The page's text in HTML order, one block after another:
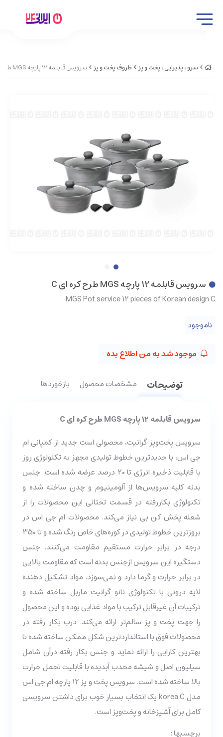
سرو ، پذیرایی ، پخت و پز ظروف پخت و پز سرویس قابلمه 12 پارچه MGS طرح کره ای C
سرویس قابلمه 12 پارچه MGS طرح کره ای C
MGS Pot service 12 pieces of Korean design C
ناموجود
موجود شد به من اطلاع بده
توضیحات مشخصات محصول بازخوردها
سرویس قابلمه 12 پارچه MGS طرح کره ای C
:
سرویس پخت‌وپز گرانیت، محصولی است جدید از کمپانی ام
جی اس، با جدیدترین خطوط تولیدی مجهز به تکنولوژی روز
با قابلیت ذخیره انرژی تا ۲۰ درصد عرضه شده است. جنس
بدنه کلیه سرویس‌ها از آلومینیوم و چدن ساخته شده و
تکنولوژی بکاررفته در قسمت تحتانی این محصولات را از
شعله پخش کن بی نیاز می‌کند. محصولات ام جی اس در
بروزترین خطوط تولیدی در کوره‌های خاص رنگ شده و تا 350
درجه در برابر حرارت مستقیم مقاومت می‌کنند. جنس
دستگیره این سرویس ازجنس بدنه است که مقاومت بالایی
در برابر حرارت و گرما دارد و نمی‌سوزد. مواد تشکیل دهنده
لایه درونی با تکنولوژی نانو گرانیت ماربل ساخته شده و
ترکیبات آن غیر‌قابل ترکیب با مواد غذایی بوده و این محصول
را جهت پخت و پز سالم‌تر ارائه می‌کند. درب بکار رفته در
محصولات فوق با استاندارد‌ترین شکل ممکن ساخته شده تا
بهترین کارایی را ارائه نماید و جنس بکار رفته درآن شامل
سیلیون اصل و شیشه محدب آبدیده با قابلیت تحمل حرارت
بالا ساخته شده است. سرويس پخت و پز ۱۲ پارچه ام جی اس
مدل korea C یک انتخاب بسیار خوب برای داشتن سرویسی
کامل برای آشپزخانه و پخت‌و‌پز است.
برچسبها :